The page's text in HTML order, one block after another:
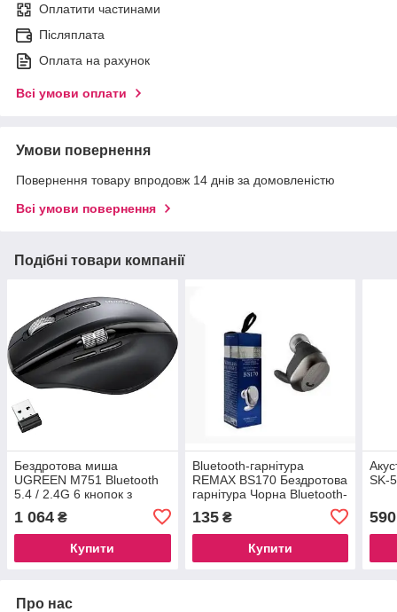
Оплатити частинами
Післяплата
Оплата на рахунок
Всі умови оплати
Умови повернення
Повернення товару впродовж 14 днів за домовленістю
Всі умови повернення
Подібні товари компанії
Бездротова миша
UGREEN M751 Bluetooth
5.4 / 2.4G 6 кнопок з
(45792)
1 064 ₴
Купити
Bluetooth-гарнітура
REMAX BS170 Бездротова
гарнітура Чорна Bluetooth-
135₴
Купити
SK-
590
Про нас